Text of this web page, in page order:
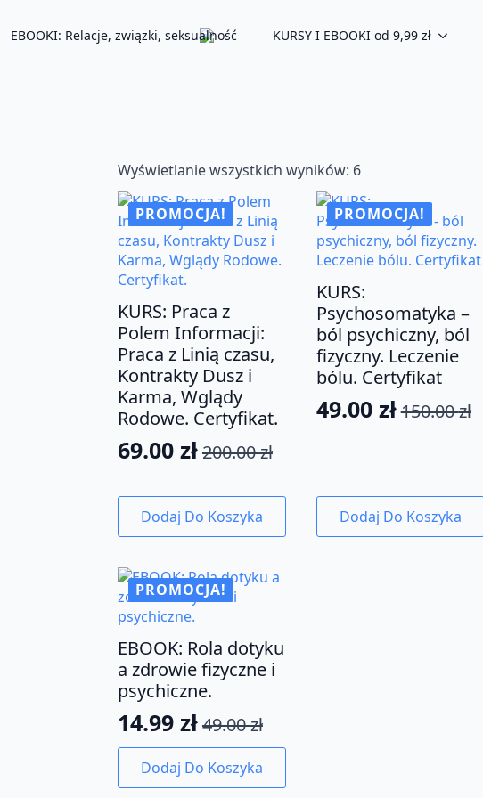
EBOOKI: Relacje, związki, seksualność KURSY I EBOOKI od 9,99 zł
Wyświetlanie wszystkich wyników: 6Posortowane
średniej
oceny
PROMOCJA!
KURS: Praca z
Polem Informacji:
Praca z Linią czasu,
Kontrakty Dusz i
Karma, Wglądy
Rodowe. Certyfikat.
200.00zł
Pierwotna
cena
wynosiła:
200.00 zł.
69.00 zł
Aktualna
cena
wynosi:
69.00 zł.
Dodaj Do Koszyka
PROMOCJA!
KURS:
Psychosomatyka –
ból psychiczny, ból
fizyczny. Leczenie
bólu. Certyfikat
150.00zł
Pierwotna
150.00 zł.
49.00 zł
Aktualna
49.00 zł.
Dodaj Do Koszyka
PROMOCJA!
EBOOK: Rola dotyku
a zdrowie fizyczne i
psychiczne.
49.00zł
Pierwotna
cena
wynosiła:
14.99 zł
Aktualna
cena
wynosi:
Dodaj Do Koszyka